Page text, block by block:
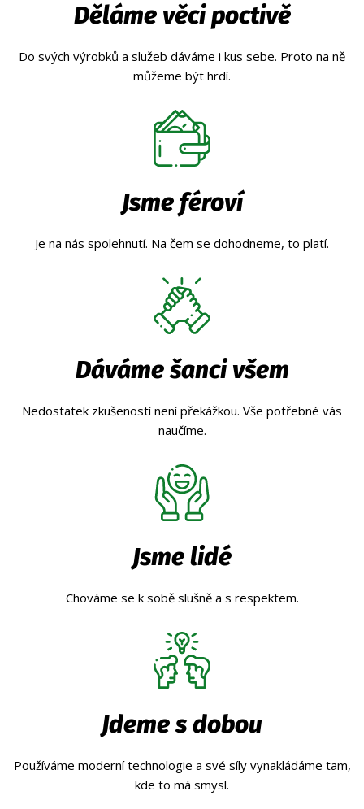
Děláme věci poctivě
Do svých výrobků a služeb dáváme i kus sebe. Proto na ně
můžeme být hrdí.
Jsme féroví
Je na nás spolehnutí. Na čem se dohodneme, to platí.
Dáváme šanci všem
Nedostatek zkušeností není překážkou. Vše potřebné vás
naučíme.
Jsme lidé
Chováme se k sobě slušně a s respektem.
Jdeme s dobou
Používáme moderní technologie a své síly vynakládáme tam,
kde to má smysl.